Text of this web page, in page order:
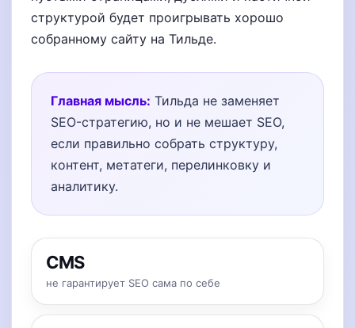
структурой будет проигрывать хорошо
собранному сайту на Тильде.
Главная мысль: Тильда не заменяет
SEO-стратегию, но и не мешает SEO,
если правильно собрать структуру,
контент, метатеги, перелинковку и
аналитику.
CMS
не гарантирует SEO сама по себе